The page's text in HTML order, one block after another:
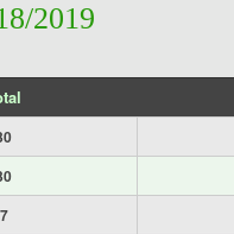
2019
7